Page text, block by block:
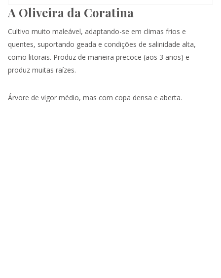
A Oliveira da Coratina
Cultivo muito maleável, adaptando-se em climas frios e
quentes, suportando geada e condições de salinidade alta,
como litorais. Produz de maneira precoce (aos 3 anos) e
produz muitas raízes.
Árvore de vigor médio, mas com copa densa e aberta.